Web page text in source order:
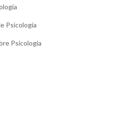
Psicología
Psicología